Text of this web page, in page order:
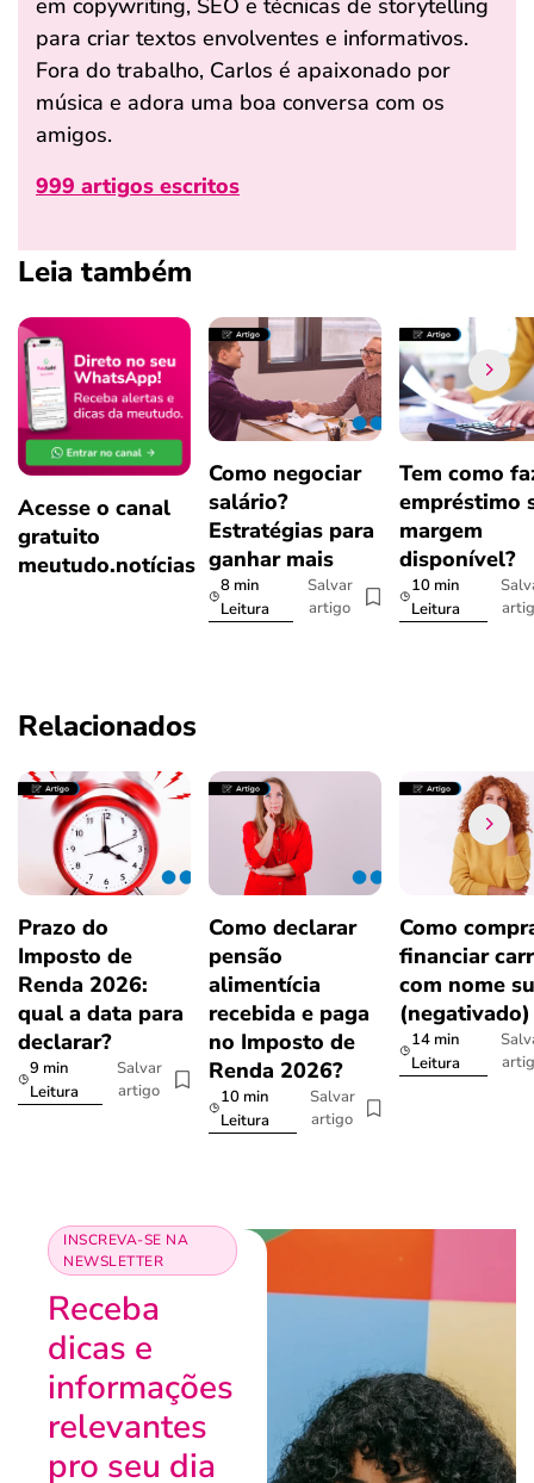
para criar textos envolventes e informativos.
Fora do trabalho, Carlos é apaixonado por
música e adora uma boa conversa com os
amigos.
999 artigos escritos
Leia também
Acesse o canal
gratuito
meutudo.notícias
Como negociar
salário?
Estratégias para
ganhar mais
8 min
Leitura
Salvar
artigo
Tem como
empréstimo
margem
disponível?
10 min
Leitura
Relacionados
Prazo do
Imposto de
Renda 2026:
qual a data para
declarar?
9 min
Leitura
Salvar
artigo
Como declarar
pensão
alimentícia
recebida e paga
no Imposto de
Renda 2026?
10 min
Leitura
Salvar
artigo
Como
financiar
com nome
(negativado)
14 min
Leitura
INSCREVA-SE NA
NEWSLETTER
Receba
dicas e
informações
relevantes
pro seu dia